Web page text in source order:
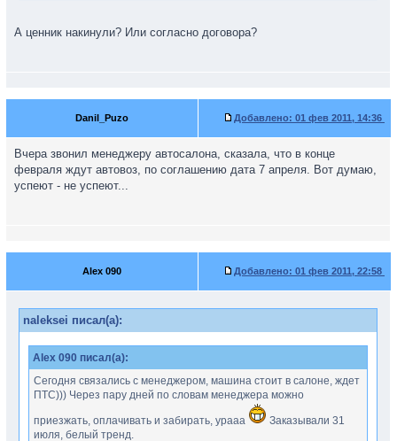
А ценник накинули? Или согласно договора?
Danil_Puzo Добавлено: 01 фев 2011, 14:36
Вчера звонил менеджеру автосалона, сказала, что в конце
февраля ждут автовоз, по соглашению дата 7 апреля. Вот думаю,
успеют - не успеют...
Alex 090 Добавлено: 01 фев 2011, 22:58
naleksei писал(а):
Alex 090 писал(а):
Сегодня связались с менеджером, машина стоит в салоне, ждет
ПТС))) Через пару дней по словам менеджера можно
приезжать, оплачивать и забирать, урааа
Заказывали 31
июля, белый тренд.